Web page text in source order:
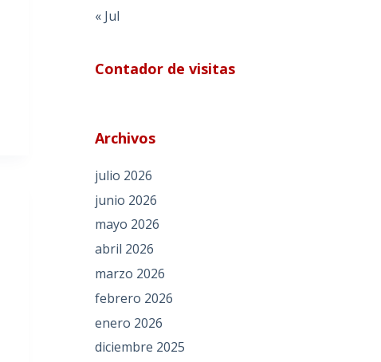
« Jul
Contador de visitas
Archivos
julio 2026
junio 2026
mayo 2026
abril 2026
marzo 2026
febrero 2026
enero 2026
diciembre 2025